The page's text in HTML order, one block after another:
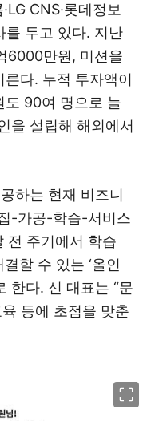
CNS·롯데정보
를 두고 있다. 지난
6000만원, 미션을
다. 누적 투자액이
90여 명으로 늘
을 설립해 해외에서
하는 현재 비즈니
-가공-학습-서비스
전 주기에서 학습
할 수 있는 ‘올인
한다. 신 대표는 “문
등에 초점을 맞춘